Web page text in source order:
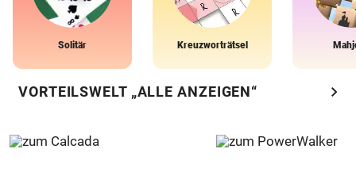
Solitär Kreuzworträtsel
VORTEILSWELT „ALLE ANZEIGEN“ chevron_right